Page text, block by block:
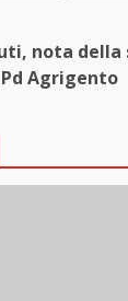
nota
Agrigento